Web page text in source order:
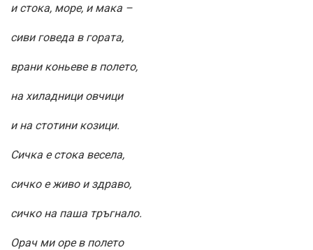
и стока, море, и мака –
сиви говеда в гората,
врани коньеве в полето,
на хиладници овчици
и на стотини козици.
Сичка е стока весела,
сичко е живо и здраво,
сичко на паша тръгнало.
Орач ми оре в полето